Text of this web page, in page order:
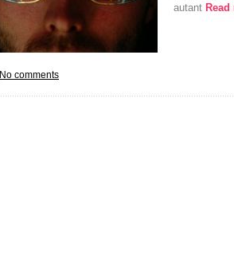
autant
No comments